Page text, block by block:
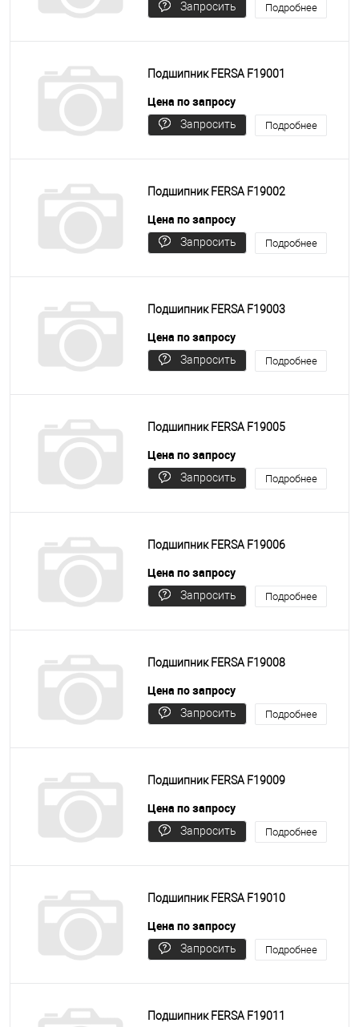
Запросить
Подробнее
Подшипник FERSA F19001
Цена по запросу
Запросить
Подробнее
Подшипник FERSA F19002
Цена по запросу
Запросить
Подробнее
Подшипник FERSA F19003
Цена по запросу
Запросить
Подробнее
Подшипник FERSA F19005
Цена по запросу
Запросить
Подробнее
Подшипник FERSA F19006
Цена по запросу
Запросить
Подробнее
Подшипник FERSA F19008
Цена по запросу
Запросить
Подробнее
Подшипник FERSA F19009
Цена по запросу
Запросить
Подробнее
Подшипник FERSA F19010
Цена по запросу
Запросить
Подробнее
Подшипник FERSA F19011